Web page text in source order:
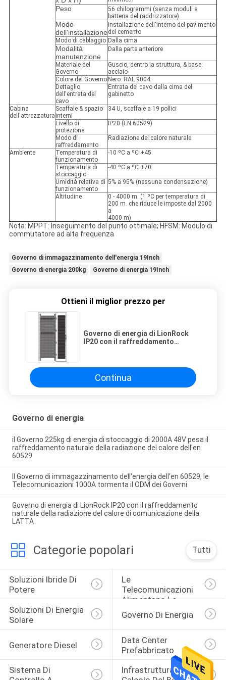
Peso
56 chilogrammi (senza moduli e
batteria del raddrizzatore)
Modo
dell'installazione
Installazione dell'interno del pavimento
del cemento
Modo di cablaggio Dalla cima
Modalità
manutenzione
Dalla parte anteriore
Materiale del
Governo
Guscio, dentro la struttura, & base:
acciaio
Colore del Governo Nero: RAL 9004
Dettaglio
dell'entrata del
cavo
Entrata del cavo dalla cima del
gabinetto
Cabina
dell'attrezzatura
Scaffale & spazio
interni
34 U, scaffale a 19 pollici
Livello di
protezione
IP20 (EN 60529)
Modo di
raffreddamento
Radiazione del calore naturale
Ambiente
Temperatura di
funzionamento
-10 ºC a ºC +45
Temperatura di
stoccaggio
-40 ºC a ºC +70
Umidità relativa di
funzionamento
5% a 95% (nessuna condensazione)
Altitudine
0 - 4000 m. (1 ºC per temperatura di
200 m. che riduce le imposte dal 2000
a
4000 m)
Nota: MPPT: Inseguimento del punto ottimale; HFSM: Modulo di
commutatore ad alta frequenza
Governo di immagazzinamento dell'energia 19Inch
Governo di energia 200kg
Governo di energia 19Inch
Ottieni il miglior prezzo per
Governo di energia di LionRock
IP20 con il raffreddamento
LATTA
Continua
Governo di energia
il Governo 225kg di energia di stoccaggio di 2000A 48V pesa il
raffreddamento naturale della radiazione del calore dell'en
60529
Il Governo di immagazzinamento dell'energia dell'en 60529, le
Telecomunicazioni 1000A tormenta il ODM dei Governi
Governo di energia di LionRock IP20 con il raffreddamento
naturale della radiazione del calore di comunicazione della
LATTA
Categorie popolari Tutti
Soluzioni Ibride Di
Potere
Le
Telecomunicazioni
Alimentano Le
Soluzioni
Soluzioni Di Energia
Solare
Governo Di Energia
Generatore Diesel
Data Center
Prefabbricato
Sistema Di
Infrastruttura Di